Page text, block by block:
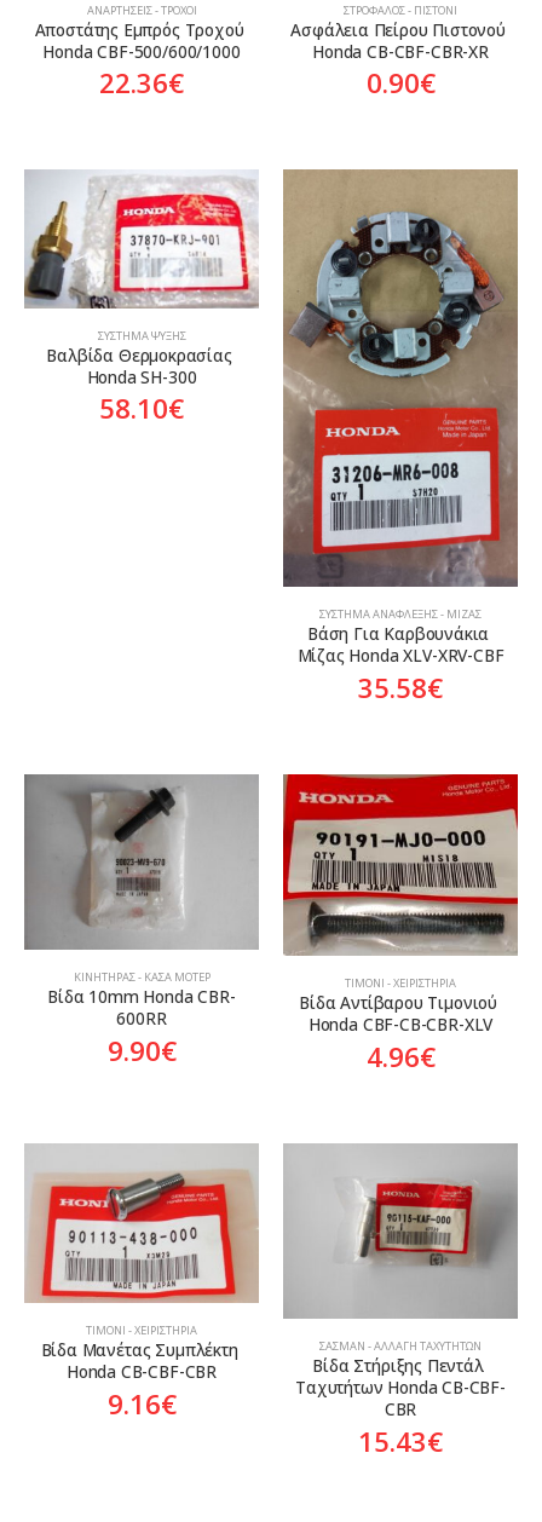
ΑΝΑΡΤΉΣΕΙΣ - ΤΡΟΧΟΊ
Αποστάτης Εμπρός Τροχού
Honda CBF-500/600/1000
22.36€
ΣΤΡΌΦΑΛΟΣ - ΠΙΣΤΌΝΙ
Ασφάλεια Πείρου Πιστονού
Honda CB-CBF-CBR-XR
0.90€
ΣΎΣΤΗΜΑ ΨΎΞΗΣ
Βαλβίδα Θερμοκρασίας
Honda SH-300
58.10€
ΣΎΣΤΗΜΑ ΑΝΆΦΛΕΞΗΣ - ΜΊΖΑΣ
Βάση Για Καρβουνάκια
Μίζας Honda XLV-XRV-CBF
35.58€
ΚΙΝΗΤΉΡΑΣ - ΚΆΣΑ ΜΟΤΈΡ
Βίδα 10mm Honda CBR-
600RR
9.90€
ΤΙΜΌΝΙ - ΧΕΙΡΙΣΤΉΡΙΑ
Βίδα Αντίβαρου Τιμονιού
Honda CBF-CB-CBR-XLV
4.96€
ΤΙΜΌΝΙ - ΧΕΙΡΙΣΤΉΡΙΑ
Βίδα Μανέτας Συμπλέκτη
Honda CB-CBF-CBR
9.16€
ΣΑΣΜΆΝ - ΑΛΛΑΓΉ ΤΑΧΥΤΉΤΩΝ
Βίδα Στήριξης Πεντάλ
Ταχυτήτων Honda CB-CBF-
CBR
15.43€